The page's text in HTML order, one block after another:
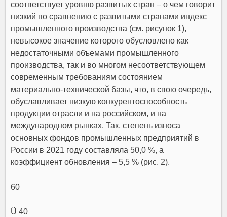
соответствует уровню развитых стран – о чем говорит
низкий по сравнению с развитыми странами индекс
промышленного производства (см. рисунок 1),
невысокое значение которого обусловлено как
недостаточными объемами промышленного
производства, так и во многом несоответствующем
современным требованиям состоянием
материально-технической базы, что, в свою очередь,
обуславливает низкую конкурентоспособность
продукции отрасли и на российском, и на
международном рынках. Так, степень износа
основных фондов промышленных предприятий в
России в 2021 году составляла 50,0 %, а
коэффициент обновления – 5,5 % (рис. 2).
60
Ü 40